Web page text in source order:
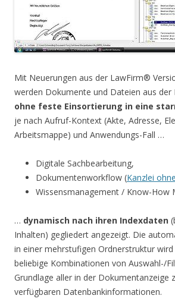
Mit Neuerungen aus der LawFirm®
werden Dokumente und Dateien aus der
ohne feste Einsortierung in eine
je nach Aufruf-Kontext (Akte, Adresse,
Arbeitsmappe) und Anwendungs-Fall …
Digitale Sachbearbeitung,
Dokumentenworkflow (Kanzlei
Wissensmanagement / Know-How
… dynamisch nach ihren Indexdaten
Inhalten) gegliedert angezeigt. Die
in einer mehrstufigen Ordnerstruktur
beliebige Kombinationen von Auswahl-/
Grundlage aller in der Dokumentanzeige
verfügbaren Datenbankinformationen.